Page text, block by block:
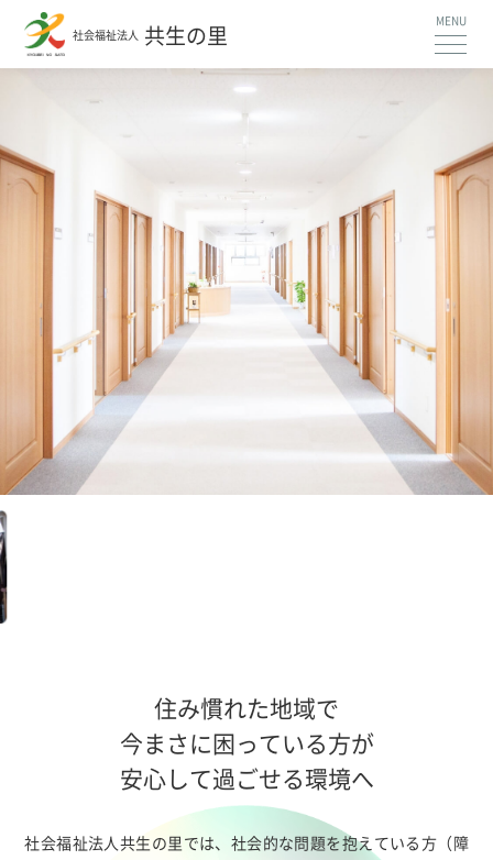
社会福祉法人 共生の里
住み慣れた地域で
今まさに困っている方が
安心して過ごせる環境へ
社会福祉法人共生の里では、社会的な問題を抱えている方（障